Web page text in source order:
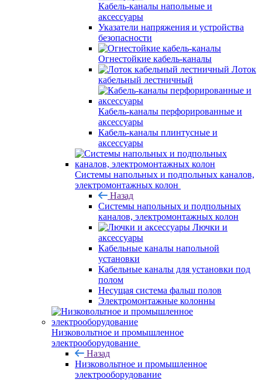
Кабель-каналы напольные и
аксессуары
Указатели напряжения и устройства
безопасности
Огнестойкие кабель-каналы
Лоток
кабельный лестничный
Кабель-каналы перфорированные и
аксессуары
Кабель-каналы плинтусные и
аксессуары
Системы напольных и подпольных каналов,
электромонтажных колон
Назад
Системы напольных и подпольных
каналов, электромонтажных колон
Лючки и
аксессуары
Кабельные каналы напольной
установки
Кабельные каналы для установки под
полом
Несущая система фальш полов
Электромонтажные колонны
Низковольтное и промышленное
электрооборудование
Назад
Низковольтное и промышленное
электрооборудование